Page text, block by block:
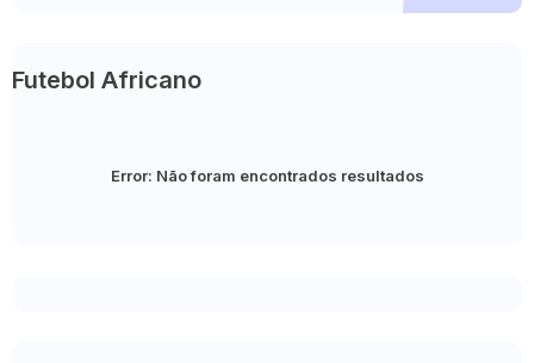
Futebol Africano
Error: Não foram encontrados resultados